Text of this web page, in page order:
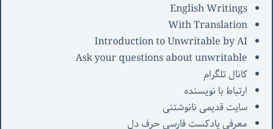
English Writings
With Translation
Introduction to Unwritable by AI
Ask your questions about unwritable
کانال تلگرام
ارتباط با نویسنده
سایت قدیمی نانوشتنی
معرفی پادکست فارسی حرف دل